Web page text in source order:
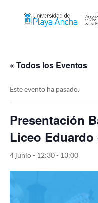
« Todos los Eventos
Este evento ha pasado.
Presentación
Liceo Eduardo
4 junio - 12:30- 13:00